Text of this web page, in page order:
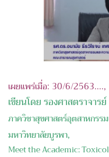
เผยแพร่เมื่อ: 30/6/2563....,
เขียนโดย รองศาสตราจาร
ภาควิชาสุขศาสตร์อุตสาหกร
มหาวิทยาลัยบูรพา,
Meet the Academic: